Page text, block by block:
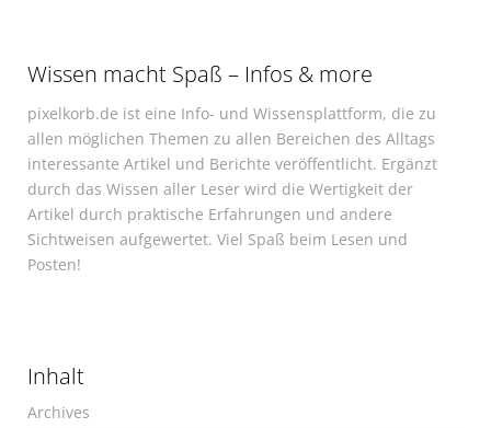
Wissen macht Spaß – Infos & more
pixelkorb.de ist eine Info- und Wissensplattform, die zu
allen möglichen Themen zu allen Bereichen des Alltags
interessante Artikel und Berichte veröffentlicht. Ergänzt
durch das Wissen aller Leser wird die Wertigkeit der
Artikel durch praktische Erfahrungen und andere
Sichtweisen aufgewertet. Viel Spaß beim Lesen und
Posten!
Inhalt
Archives